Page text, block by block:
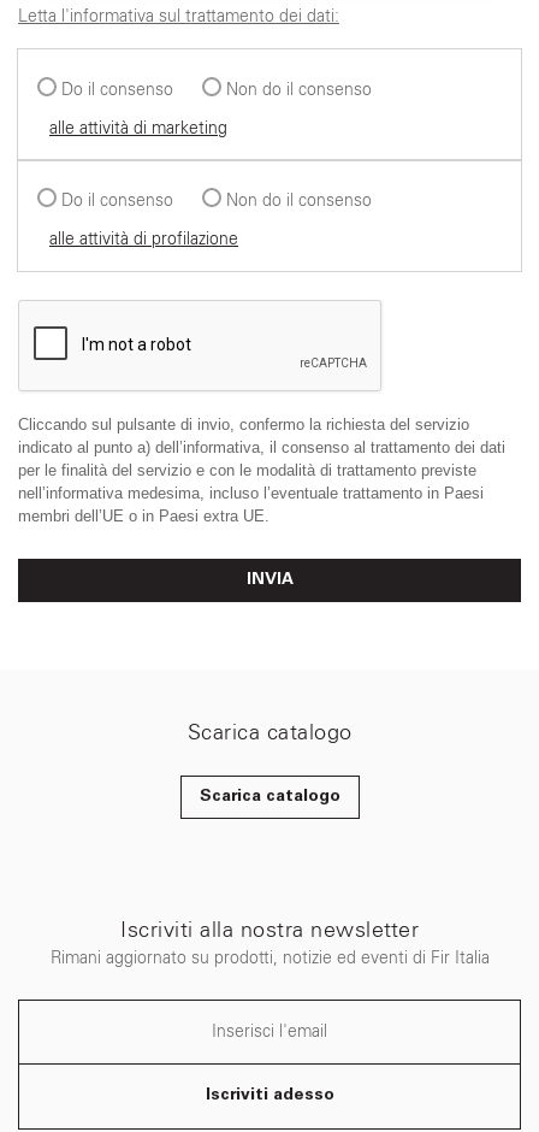
Letta l'informativa sul trattamento dei dati:
Do il consenso
Non do il consenso
alle attività di marketing
Do il consenso
Non do il consenso
alle attività di profilazione
Cliccando sul pulsante di invio, confermo la richiesta del servizio
indicato al punto a) dell’informativa, il consenso al trattamento dei dati
per le finalità del servizio e con le modalità di trattamento previste
nell’informativa medesima, incluso l’eventuale trattamento in Paesi
membri dell’UE o in Paesi extra UE.
INVIA
Scarica catalogo
Scarica catalogo
Iscriviti alla nostra newsletter
Rimani aggiornato su prodotti, notizie ed eventi di Fir Italia
Iscriviti adesso